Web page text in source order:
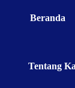
Beranda
Tentang